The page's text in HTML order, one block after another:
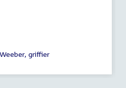
griffier